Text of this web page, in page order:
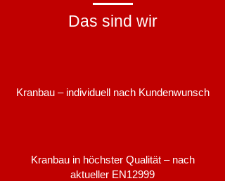
Das sind wir
Kranbau – individuell nach Kundenwunsch
Kranbau in höchster Qualität – nach
aktueller EN12999